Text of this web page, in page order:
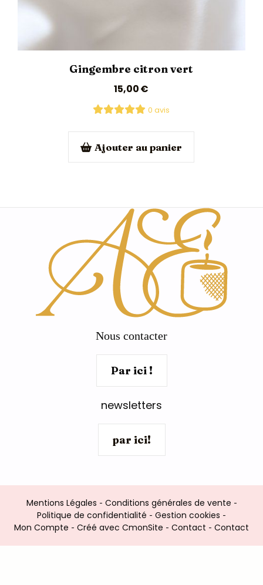
Gingembre citron vert
15,00€
0 avis
Ajouter au panier
Nous contacter
Par ici !
newsletters
par ici!
Mentions Légales
Conditions générales de vente
Politique de confidentialité
Gestion cookies
Mon Compte
Créé avec CmonSite Contact Contact